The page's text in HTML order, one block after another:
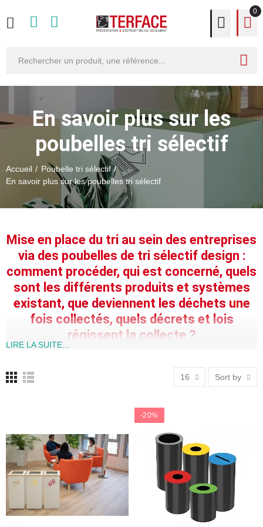
0
En savoir plus sur les
poubelles tri sélectif
Accueil
Poubelle tri sélectif
En savoir plus sur les poubelles tri sélectif
Mise en place du tri au sein des entreprises
via des poubelles de tri sélectifdesign :
comment procéder, qui est concerné, quels
sont les différents produits et systèmes
existant, que deviennent les déchets une
fois collectés, quels décrets et lois
régissent la collecte ?
Les
, indispensables à
grâce auxcouleurs spéciales tri sélectif, aux pictogrammes et
au texte, simplifient le tri à la source et limite les erreurs de dépôt,
que ce soit pour le papier, le plastique, les biodéchets pour
respecter la loi Agec
ou les déchets confidentiels
🔐 2. Ils sécurisent les flux sensibles (papier confidentiel) Certains
LIRE LA SUITE...
16 Sort by
-20%